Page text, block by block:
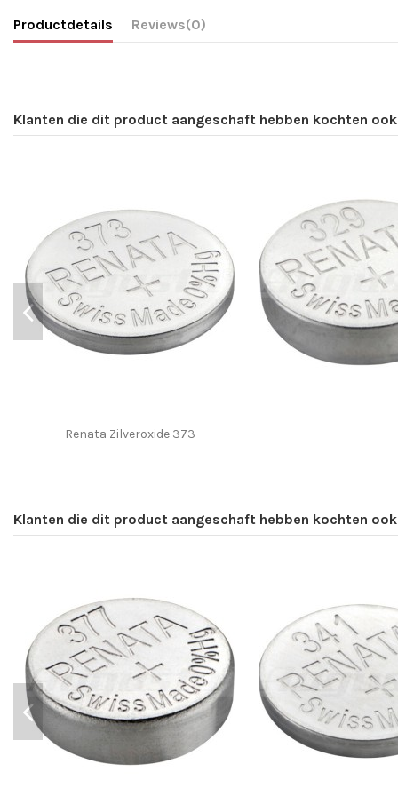
Productdetails Reviews(0)
Klanten die dit product aangeschaft hebben kochten
Renata Zilveroxide 373
Klanten die dit product aangeschaft hebben kochten